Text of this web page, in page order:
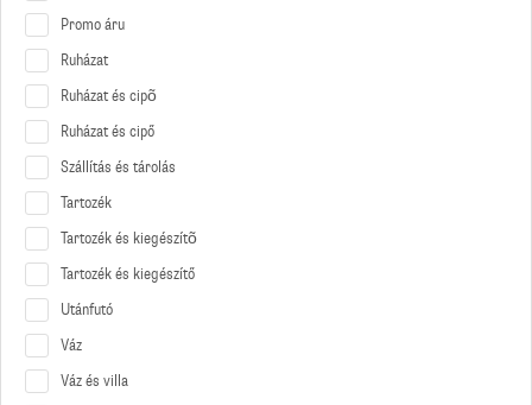
Promo áru
Ruházat
Ruházat és cipõ
Ruházat és cipő
Szállítás és tárolás
Tartozék
Tartozék és kiegészítõ
Tartozék és kiegészítő
Utánfutó
Váz
Váz és villa